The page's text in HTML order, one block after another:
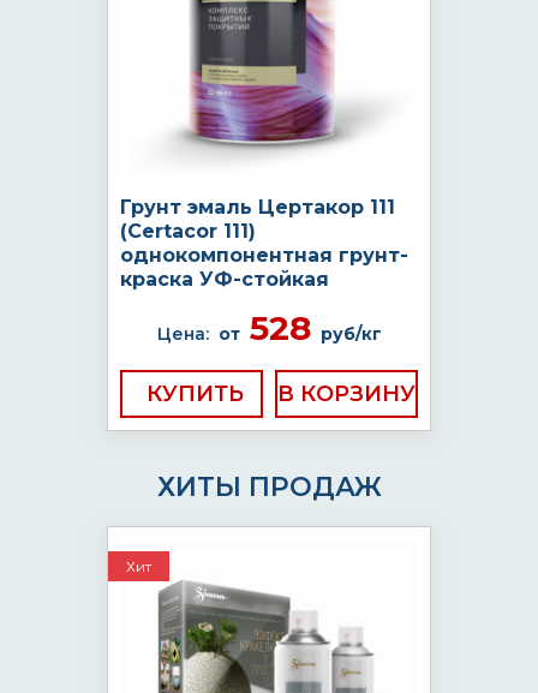
Грунт эмаль Цертакор 111
(Certacor 111)
однокомпонентная грунт-
краска УФ-стойкая
Цена: от528 руб/кг
КУПИТЬ
ХИТЫ ПРОДАЖ
Хит